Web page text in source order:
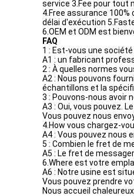
service 3.Fee pour tout
4.Free assurance
délai d'exécution
6.OEM et ODM est
FAQ
1 : Est-vous une
A1 : un fabricant
2 : À quelles normes
A2 : Nous pouvons
échantillons et la
3 : Pouvons-nous avoir
A3 : Oui, vous pouvez.
Vous pouvez nous
4.How vous chargez-
A4 : Vous pouvez nous
5 : Combien le fret de
A5 : Le fret de
6.Where est votre
A6 : Notre usine est
Vous pouvez prendre
Nous accueil